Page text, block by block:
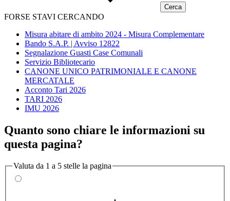
FORSE STAVI CERCANDO
Misura abitare di ambito 2024 - Misura Complementare
Bando S.A.P. | Avviso 12822
Segnalazione Guasti Case Comunali
Servizio Bibliotecario
CANONE UNICO PATRIMONIALE E CANONE
MERCATALE
Acconto Tari 2026
TARI 2026
IMU 2026
Quanto sono chiare le informazioni su
questa pagina?
Valuta da 1 a 5 stelle la pagina